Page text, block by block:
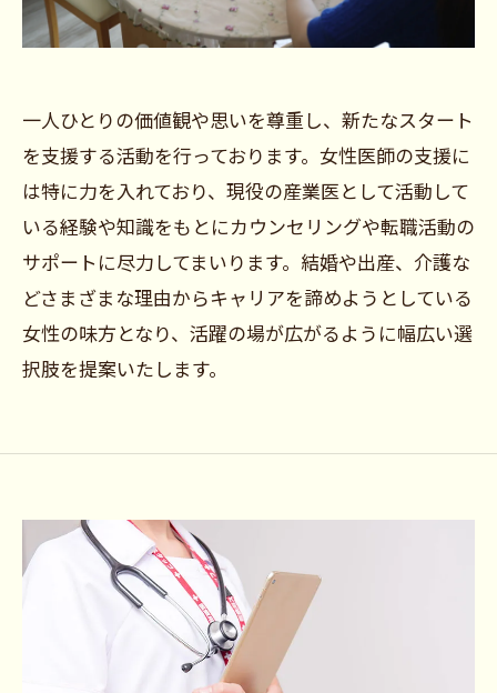
一人ひとりの価値観や思いを尊重し、新たなスタート
を支援する活動を行っております。女性医師の支援に
は特に力を入れており、現役の産業医として活動して
いる経験や知識をもとにカウンセリングや転職活動の
サポートに尽力してまいります。結婚や出産、介護な
どさまざまな理由からキャリアを諦めようとしている
女性の味方となり、活躍の場が広がるように幅広い選
択肢を提案いたします。